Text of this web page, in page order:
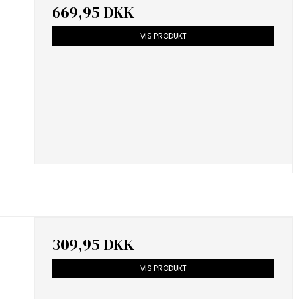
669,95 DKK
VIS PRODUKT
309,95 DKK
VIS PRODUKT